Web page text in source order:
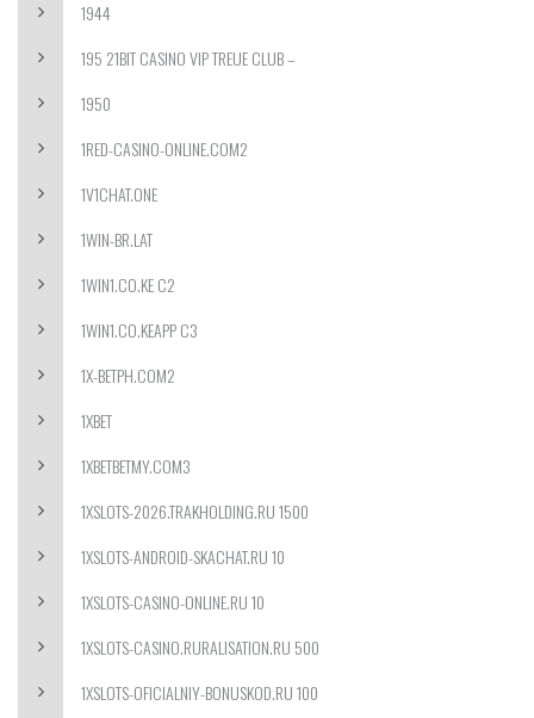
1944
195 21BIT CASINO VIP TREUE CLUB –
1950
1RED-CASINO-ONLINE.COM2
1V1CHAT.ONE
1WIN-BR.LAT
1WIN1.CO.KE C2
1WIN1.CO.KEAPP C3
1X-BETPH.COM2
1XBET
1XBETBETMY.COM3
1XSLOTS-2026.TRAKHOLDING.RU 1500
1XSLOTS-ANDROID-SKACHAT.RU 10
1XSLOTS-CASINO-ONLINE.RU 10
1XSLOTS-CASINO.RURALISATION.RU 500
1XSLOTS-OFICIALNIY-BONUSKOD.RU 100